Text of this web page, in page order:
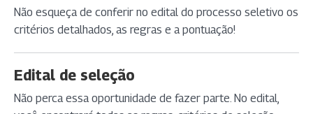
Não esqueça de conferir no edital do processo seletivo os
critérios detalhados, as regras e a pontuação!
Edital de seleção
Não perca essa oportunidade de fazer parte. No edital,